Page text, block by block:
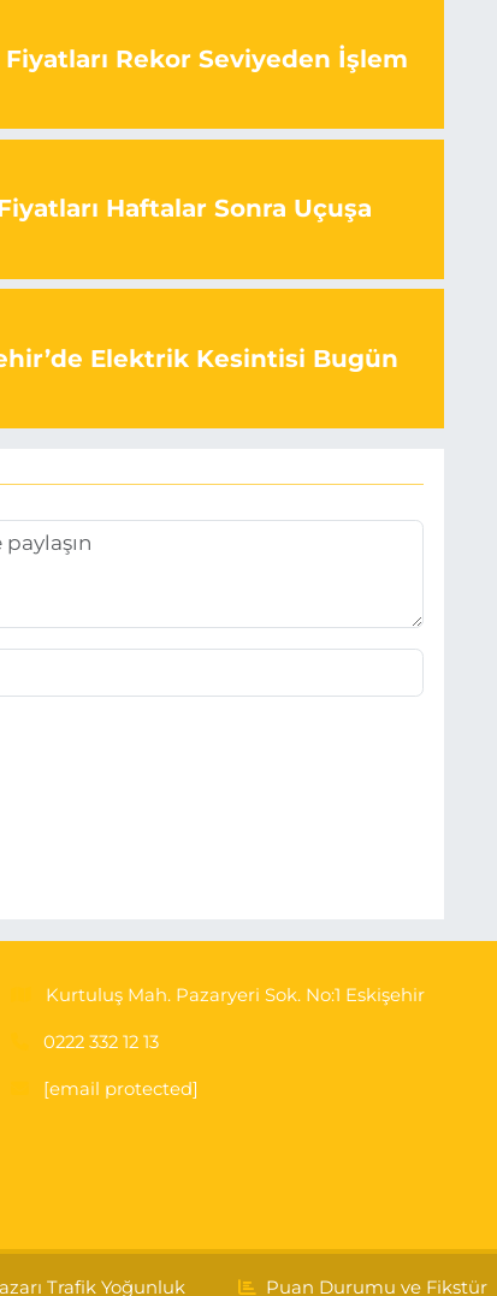
Rekor Seviyeden İşlem
Haftalar Sonra Uçuşa
Elektrik Kesintisi Bugün
Kurtuluş Mah. Pazaryeri Sok. No:1 Eskişehir
0222 332 12 13
[email protected]
Trafik Yoğunluk Puan Durumu ve Fikstür